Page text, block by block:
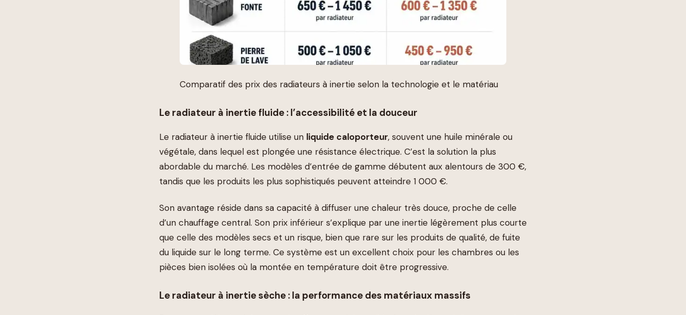
Comparatif des prix des radiateurs à inertie selon la technologie et le matériau
Le radiateur à inertie fluide : l’accessibilité et la douceur
Le radiateur à inertie fluide utilise un liquide caloporteur, souvent une huile minérale ou
végétale, dans lequel est plongée une résistance électrique. C’est la solution la plus
abordable du marché. Les modèles d’entrée de gamme débutent aux alentours de 300 €,
tandis que les produits les plus sophistiqués peuvent atteindre 1 000 €.
Son avantage réside dans sa capacité à diffuser une chaleur très douce, proche de celle
d’un chauffage central. Son prix inférieur s’explique par une inertie légèrement plus courte
que celle des modèles secs et un risque, bien que rare sur les produits de qualité, de fuite
du liquide sur le long terme. Ce système est un excellent choix pour les chambres ou les
pièces bien isolées où la montée en température doit être progressive.
Le radiateur à inertie sèche : la performance des matériaux massifs